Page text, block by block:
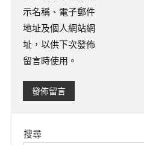
示名稱、電子郵件
地址及個人網站網
址，以供下次發佈
留言時使用。
搜尋